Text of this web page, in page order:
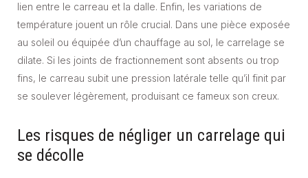
lien entre le carreau et la dalle. Enfin, les variations de
température jouent un rôle crucial. Dans une pièce exposée
au soleil ou équipée d’un chauffage au sol, le carrelage se
dilate. Si les joints de fractionnement sont absents ou trop
fins, le carreau subit une pression latérale telle qu’il finit par
se soulever légèrement, produisant ce fameux son creux.
Les risques de négliger un carrelage qui
se décolle